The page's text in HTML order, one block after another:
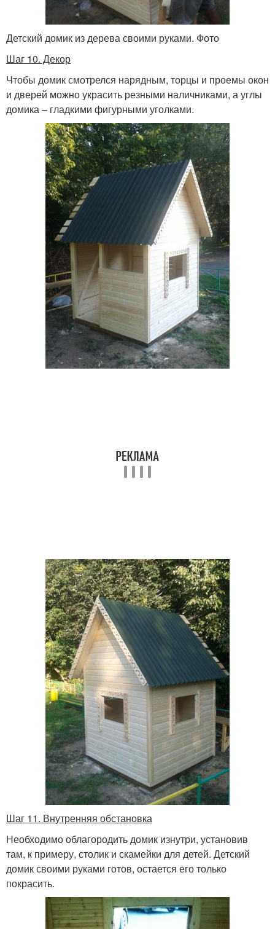
Детский домик из дерева своими руками. Фото
Шаг 10. Декор
Чтобы домик смотрелся нарядным, торцы и проемы окон
и дверей можно украсить резными наличниками, а углы
домика – гладкими фигурными уголками.
Шаг 11. Внутренняя обстановка
Необходимо облагородить домик изнутри, установив
там, к примеру, столик и скамейки для детей. Детский
домик своими руками готов, остается его только
покрасить.